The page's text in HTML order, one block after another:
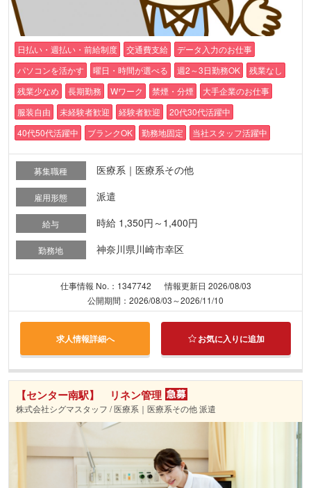
日払い・週払い・前給制度 交通費支給
データ入力のお仕事
パソコンを活かす
曜日・時間が選べる 週2～3日勤務OK
残業なし
残業少なめ
長期勤務 Wワーク 禁煙・分煙
大手企業のお仕事
服装自由
未経験者歓迎 経験者歓迎
20代30代活躍中
40代50代活躍中
ブランクOK 勤務地固定 当社スタッフ活躍中
募集職種 医療系｜医療系その他
雇用形態 派遣
給与 時給 1,350円～1,400円
勤務地 神奈川県川崎市幸区
仕事情報 No.：1347742
情報更新日 2026/08/03
公開期間：2026/08/03～2026/11/10
求人情報詳細へ お気に入りに追加
【センター南駅】 リネン管理
株式会社シグマスタッフ / 医療系｜医療系その他 派遣